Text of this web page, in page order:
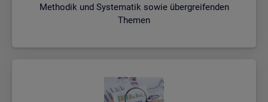
Methodik und Systematik sowie übergreifenden
Themen